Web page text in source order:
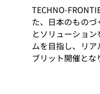
TECHNO-
た、日本のもの
とソリューショ
ムを目指し、リ
ブリット開催とな